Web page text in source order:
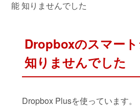
能 知りませんでした
Dropboxのスマー
知りませんでした
Dropbox Plusを使っています。